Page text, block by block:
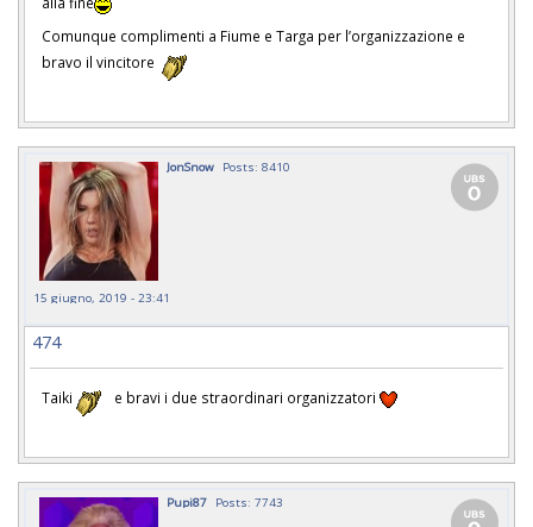
Comunque complimenti a Fiume e Targa per l’organizzazione e
bravo il vincitore
JonSnow Posts: 8410
15 giugno, 2019 - 23:41
474
Taiki e bravi i due straordinari organizzatori
Pupi87 Posts: 7743